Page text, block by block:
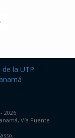
la UTP
2026
Vía Puente